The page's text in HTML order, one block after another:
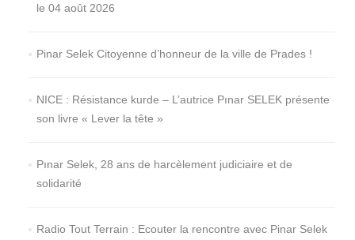
le 04 août 2026
Pinar Selek Citoyenne d’honneur de la ville de Prades !
NICE : Résistance kurde – L’autrice Pınar SELEK présente
son livre « Lever la tête »
Pınar Selek, 28 ans de harcèlement judiciaire et de
solidarité
Radio Tout Terrain : Ecouter la rencontre avec Pinar Selek